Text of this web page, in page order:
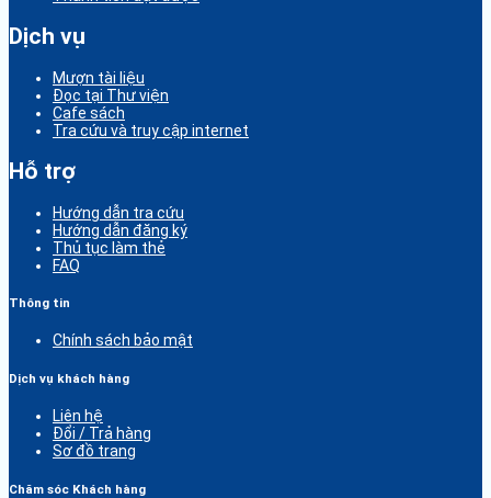
Dịch vụ
Mượn tài liệu
Đọc tại Thư viện
Cafe sách
Tra cứu và truy cập internet
Hỗ trợ
Hướng dẫn tra cứu
Hướng dẫn đăng ký
Thủ tục làm thẻ
FAQ
Thông tin
Chính sách bảo mật
Dịch vụ khách hàng
Liên hệ
Đổi / Trả hàng
Sơ đồ trang
Chăm sóc Khách hàng